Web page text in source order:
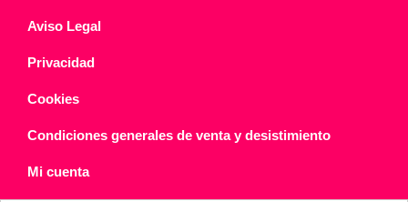
Aviso Legal
Privacidad
Cookies
Condiciones generales de venta y desistimiento
Mi cuenta